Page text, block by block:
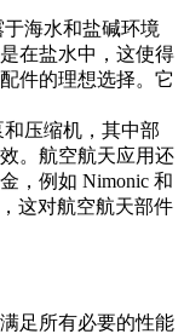
海水和盐碱环境
在盐水中，这使得
件的理想选择。它
压缩机，其中部
。航空航天应用还
，例如 Nimonic 和
这对航空航天部件
足所有必要的性能